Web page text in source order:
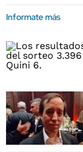
Informate más